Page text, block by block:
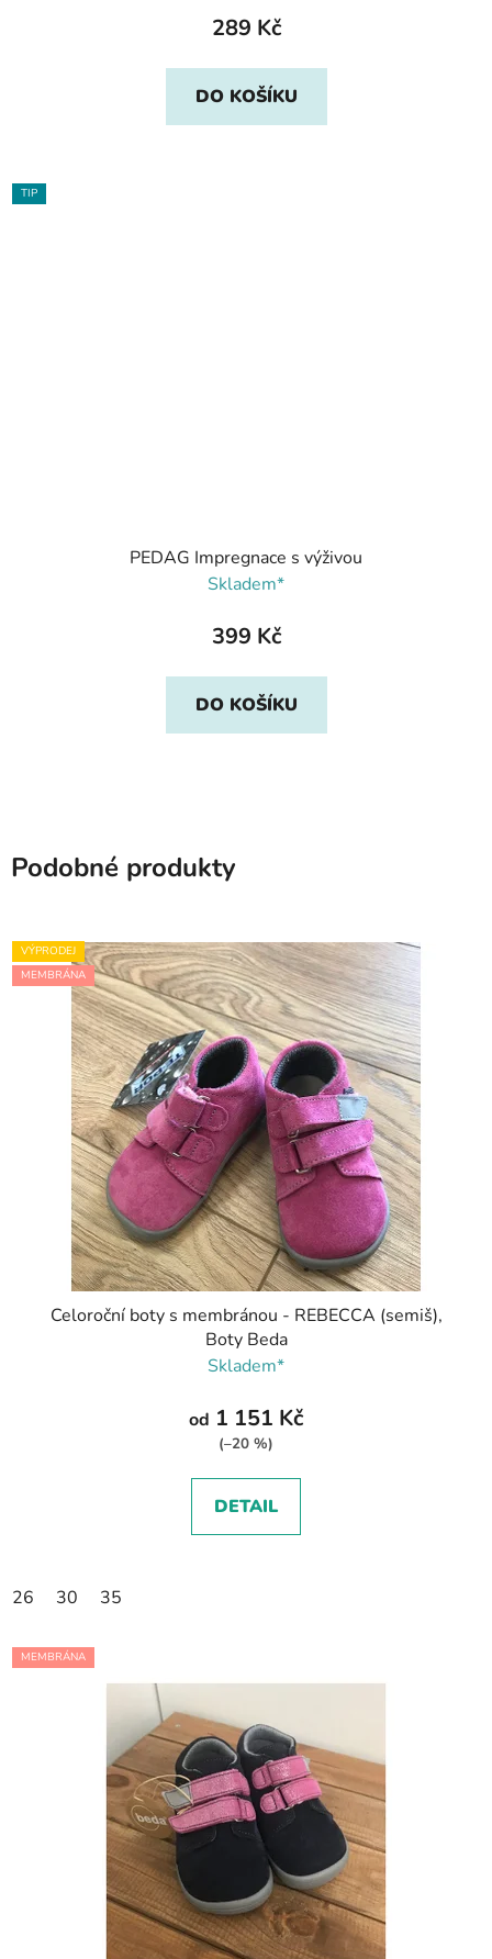
289 Kč
DO KOŠÍKU
TIP
PEDAG Impregnace s výživou
Skladem*
399 Kč
DO KOŠÍKU
Podobné produkty
VÝPRODEJ
MEMBRÁNA
Celoroční boty s membránou - REBECCA (semiš),
Boty Beda
Skladem*
od 1 151 Kč
(–20 %)
DETAIL
26 30 35
MEMBRÁNA